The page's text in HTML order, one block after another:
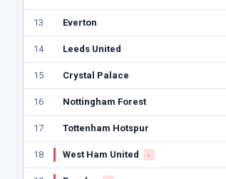
13 Everton
14 Leeds United
15 Crystal Palace
16 Nottingham Forest
17 Tottenham Hotspur
18 West Ham United ↓